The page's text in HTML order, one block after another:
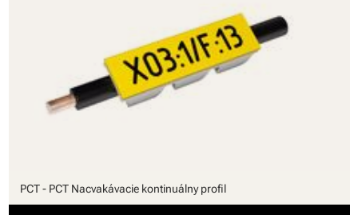
PCT - PCT Nacvakávacie kontinuálny profil